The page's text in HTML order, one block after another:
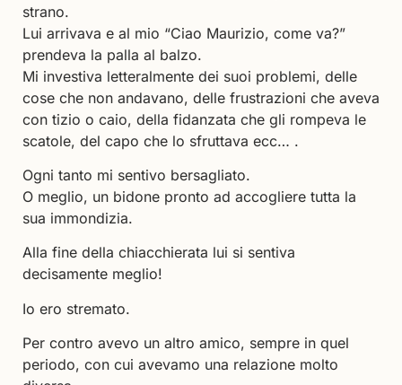
strano.
Lui arrivava e al mio “Ciao Maurizio, come va?”
prendeva la palla al balzo.
Mi investiva letteralmente dei suoi problemi, delle
cose che non andavano, delle frustrazioni che aveva
con tizio o caio, della fidanzata che gli rompeva le
scatole, del capo che lo sfruttava ecc… .
Ogni tanto mi sentivo bersagliato.
O meglio, un bidone pronto ad accogliere tutta la
sua immondizia.
Alla fine della chiacchierata lui si sentiva
decisamente meglio!
Io ero stremato.
Per contro avevo un altro amico, sempre in quel
periodo, con cui avevamo una relazione molto